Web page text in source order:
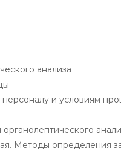
анализа
и условиям
Методы определения